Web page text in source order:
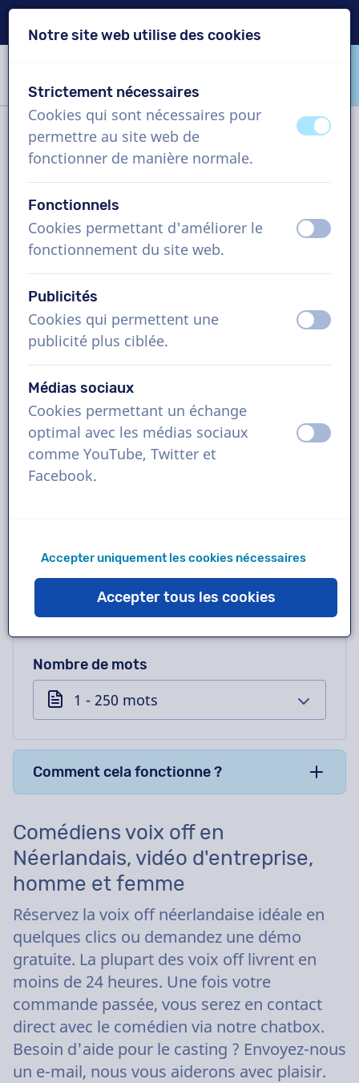
VoiceProductions
Filtre
Type de voix
Média
Nombre de mots
Comment cela fonctionne ?
Comédiens voix off en
Néerlandais, vidéo d'entreprise,
homme et femme
Réservez la voix off néerlandaise idéale en
quelques clics ou demandez une démo
gratuite. La plupart des voix off livrent en
moins de 24 heures. Une fois votre
commande passée, vous serez en contact
direct avec le comédien via notre chatbox.
Besoin d'aide pour le casting ? Envoyez-nous
un e-mail, nous vous aiderons avec plaisir.
Notre site web utilise des cookies
Strictement nécessaires
Cookies qui sont nécessaires pour
permettre au site web de
fonctionner de manière normale.
éteint
Fonctionnels
Cookies permettant d'améliorer le
fonctionnement du site web.
éteint
Publicités
Cookies qui permettent une
publicité plus ciblée.
éteint
Médias sociaux
Cookies permettant un échange
optimal avec les médias sociaux
comme YouTube, Twitter et
Facebook.
éteint
Accepter uniquement les cookies nécessaires
Accepter tous les cookies